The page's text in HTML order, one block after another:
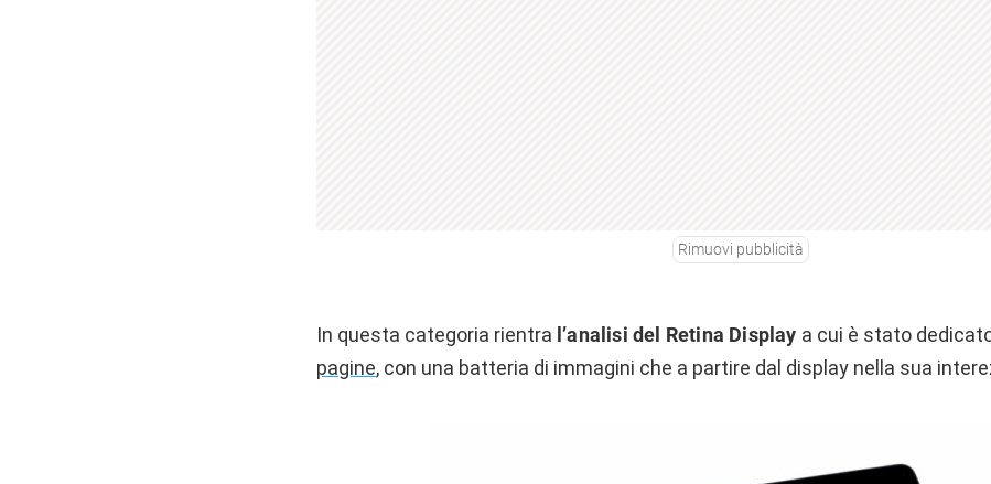
Rimuovi pubblicità
In questa categoria rientra l’analisi del Retina Display a cui è stato
pagine, con una batteria di immagini che a partire dal display nella sua